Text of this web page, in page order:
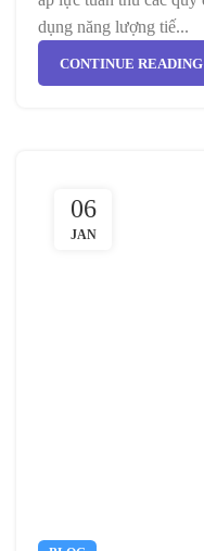
dụng năng lượng tiế...
CONTINUE READING
06
JAN